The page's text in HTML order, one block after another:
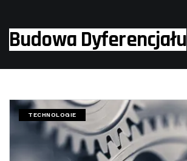
Budowa Dyferencjału
TECHNOLOGIE